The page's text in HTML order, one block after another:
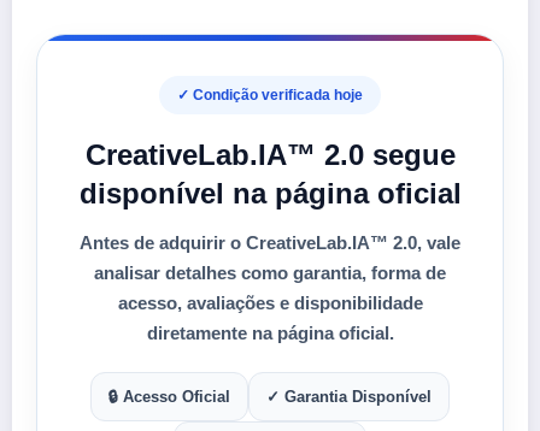
✓ Condição verificada hoje
CreativeLab.IA™ 2.0 segue
disponível na página oficial
Antes de adquirir o CreativeLab.IA™ 2.0, vale
analisar detalhes como garantia, forma de
acesso, avaliações e disponibilidade
diretamente na página oficial.
🔒 Acesso Oficial ✓ Garantia Disponível